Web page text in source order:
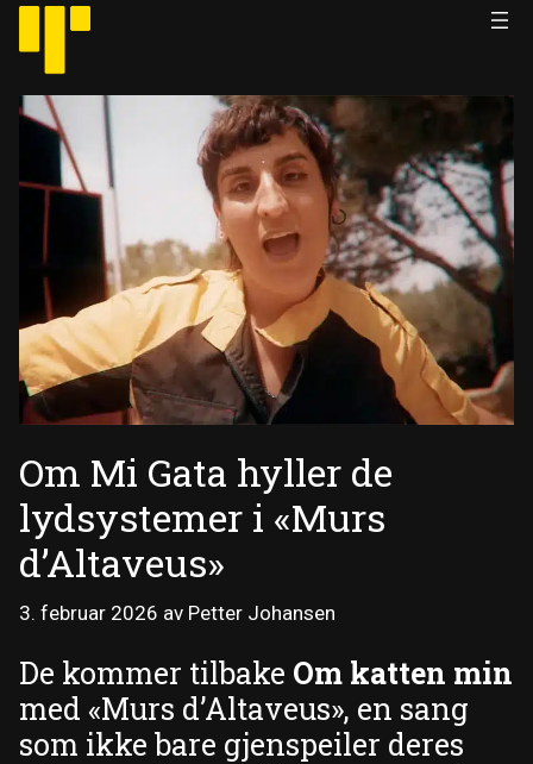
Hopp
innhold
Om Mi Gata hyller de
lydsystemer i «Murs
d’Altaveus»
3. februar 2026 av Petter Johansen
De kommer tilbake Om katten min
med «Murs d’Altaveus», en sang
som ikke bare gjenspeiler deres